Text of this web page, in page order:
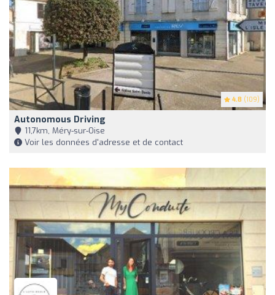
4.8 (109)
Autonomous Driving
11,7km, Méry-sur-Oise
Voir les données d'adresse et de contact